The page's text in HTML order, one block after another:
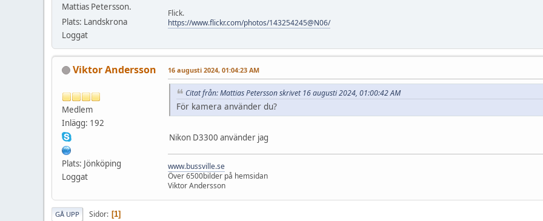
Mattias Petersson.
Plats: Landskrona
Loggat
Flick.
https://www.flickr.com/photos/143254245@N06/
Viktor Andersson
Medlem
Inlägg: 192
Plats: Jönköping
Loggat
16 augusti 2024, 01:04:23 AM
Citat från: Mattias Petersson skrivet 16 augusti 2024, 01:00:42 AM
För kamera använder du?
Nikon D3300 använder jag
www.bussville.se
Över 6500bilder på hemsidan
Viktor Andersson
GÅ UPP Sidor 1